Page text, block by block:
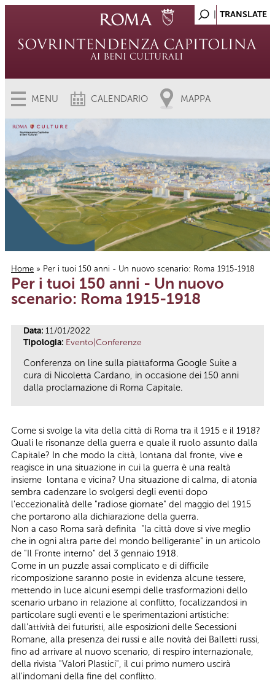
MENU CALENDARIO MAPPA
Tu sei qui
Home » Per i tuoi 150 anni - Un nuovo scenario: Roma 1915-1918
Per i tuoi 150 anni - Un nuovo
scenario: Roma 1915-1918
Data: 11/01/2022
Tipologia: Evento|Conferenze
Conferenza on line sulla piattaforma Google Suite a
cura di Nicoletta Cardano, in occasione dei 150 anni
dalla proclamazione di Roma Capitale.
Come si svolge la vita della città di Roma tra il 1915 e il 1918?
Quali le risonanze della guerra e quale il ruolo assunto dalla
Capitale? In che modo la città, lontana dal fronte, vive e
reagisce in una situazione in cui la guerra è una realtà
insieme lontana e vicina? Una situazione di calma, di atonia
sembra cadenzare lo svolgersi degli eventi dopo
l'eccezionalità delle "radiose giornate" del maggio del 1915
che portarono alla dichiarazione della guerra.
Non a caso Roma sarà definita "la città dove si vive meglio
che in ogni altra parte del mondo belligerante" in un articolo
de "Il Fronte interno" del 3 gennaio 1918.
Come in un puzzle assai complicato e di difficile
ricomposizione saranno poste in evidenza alcune tessere,
mettendo in luce alcuni esempi delle trasformazioni dello
scenario urbano in relazione al conflitto, focalizzandosi in
particolare sugli eventi e le sperimentazioni artistiche:
dall'attività dei futuristi, alle esposizioni delle Secessioni
Romane, alla presenza dei russi e alle novità dei Balletti russi,
fino ad arrivare al nuovo scenario, di respiro internazionale,
della rivista "Valori Plastici", il cui primo numero uscirà
all'indomani della fine del conflitto.